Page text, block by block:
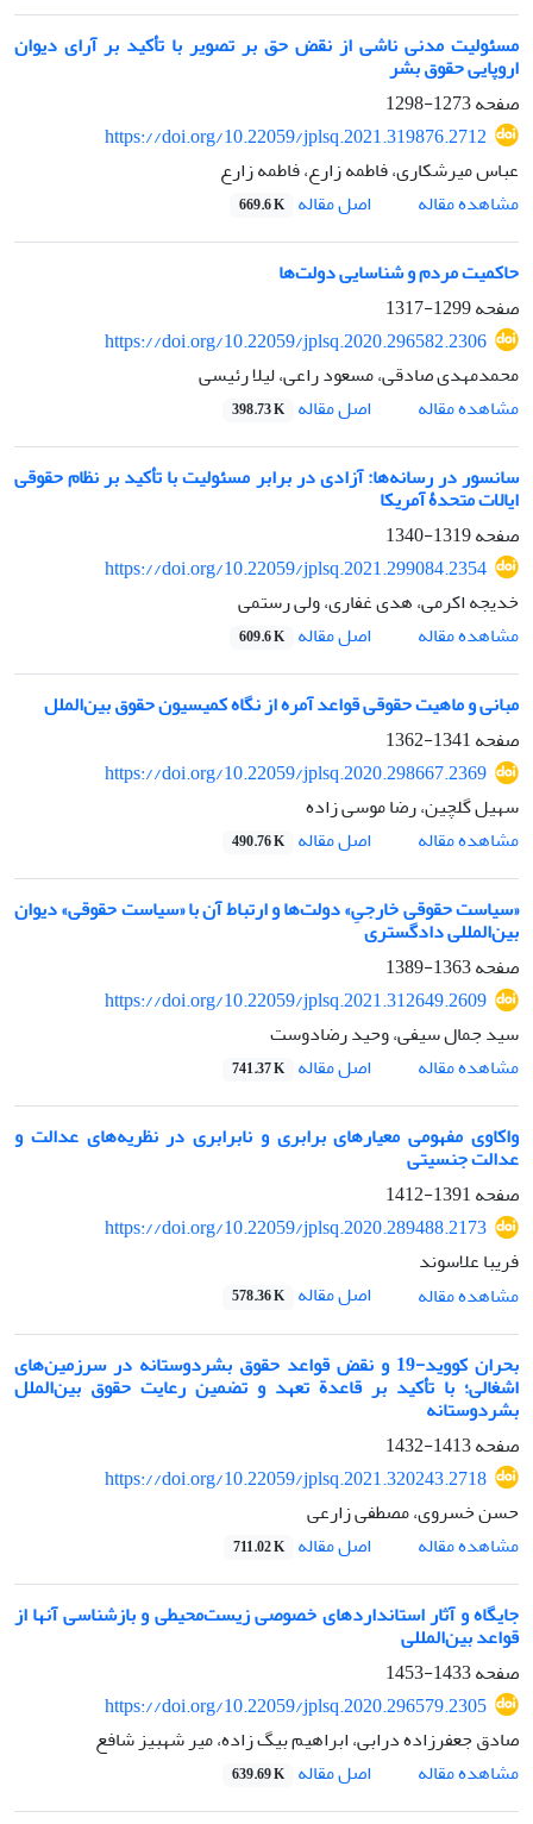
مسئولیت مدنی ناشی از نقض حق بر تصویر با تأکید بر آرای دیوان
اروپایی حقوق بشر
صفحه1273-1298
https://doi.org/10.22059/jplsq.2021.319876.2712
عباس میرشکاری، فاطمه زارع، فاطمه زارع
مشاهده مقاله
اصل مقاله 669.6 K
حاکمیت مردم و شناسایی دولت‌ها
صفحه1299-1317
https://doi.org/10.22059/jplsq.2020.296582.2306
محمدمهدی صادقی، مسعود راعی، لیلا رئیسی
مشاهده مقاله
اصل مقاله 398.73 K
سانسور در رسانه‌ها: آزادی در برابر مسئولیت با تأکید بر نظام حقوقی
ایالات متحدۀ آمریکا
صفحه1319-1340
https://doi.org/10.22059/jplsq.2021.299084.2354
خدیجه اکرمی، هدی غفاری، ولی رستمی
مشاهده مقاله
اصل مقاله 609.6 K
مبانی و ماهیت حقوقی قواعد آمره از نگاه کمیسیون ‌حقوق ‌بین‌الملل
صفحه1341-1362
https://doi.org/10.22059/jplsq.2020.298667.2369
سهیل گلچین، رضا موسی زاده
مشاهده مقاله
اصل مقاله 490.76 K
«سیاست حقوقی خارجیِ» دولت‌ها و ارتباط آن با «سیاست حقوقی» دیوان
بین‌المللی دادگستری
صفحه1363-1389
https://doi.org/10.22059/jplsq.2021.312649.2609
سید جمال سیفی، وحید رضادوست
مشاهده مقاله
اصل مقاله 741.37 K
واکاوی مفهومی معیارهای برابری و نابرابری در نظریه‌های عدالت و
عدالت جنسیتی
صفحه1391-1412
https://doi.org/10.22059/jplsq.2020.289488.2173
فریبا علاسوند
مشاهده مقاله
اصل مقاله 578.36 K
بحران کووید-19 و نقض قواعد حقوق بشردوستانه در سرزمین‌های
اشغالی؛ با تأکید بر قاعدة تعهد و تضمین رعایت حقوق بین‌الملل
بشردوستانه
صفحه1413-1432
https://doi.org/10.22059/jplsq.2021.320243.2718
حسن خسروی، مصطفی زارعی
مشاهده مقاله
اصل مقاله 711.02 K
جایگاه و آثار استانداردهای خصوصی زیست‌محیطی و بازشناسی آنها از
قواعد بین‌المللی
صفحه1433-1453
https://doi.org/10.22059/jplsq.2020.296579.2305
صادق جعفرزاده درابی، ابراهیم بیگ زاده، میر شهبیز شافع
مشاهده مقاله
اصل مقاله 639.69 K